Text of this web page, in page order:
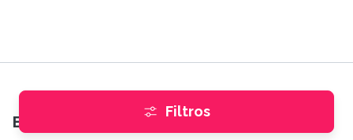
Filtros
Encontre imóveis